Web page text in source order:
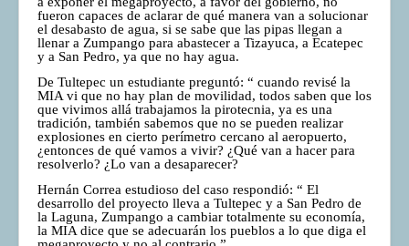
fueron capaces de aclarar de qué manera van a solucionar
el desabasto de agua, si se sabe que las pipas llegan a
llenar a Zumpango para abastecer a Tizayuca, a Ecatepec
y a San Pedro, ya que no hay agua.
De Tultepec un estudiante preguntó: “ cuando revisé la
MIA vi que no hay plan de movilidad, todos saben que los
que vivimos allá trabajamos la pirotecnia, ya es una
tradición, también sabemos que no se pueden realizar
explosiones en cierto perímetro cercano al aeropuerto,
¿entonces de qué vamos a vivir? ¿Qué van a hacer para
resolverlo? ¿Lo van a desaparecer?
Hernán Correa estudioso del caso respondió: “ El
desarrollo del proyecto lleva a Tultepec y a San Pedro de
la Laguna, Zumpango a cambiar totalmente su economía,
la MIA dice que se adecuarán los pueblos a lo que diga el